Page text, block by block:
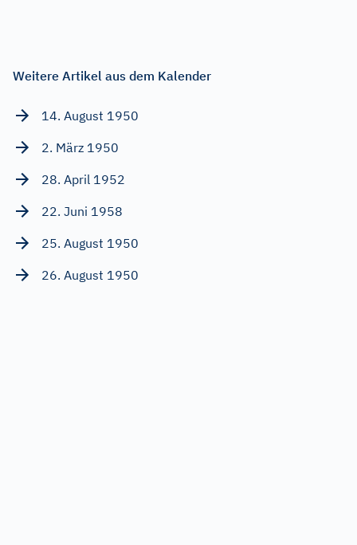
Weitere Artikel aus dem Kalender
14. August 1950
2. März 1950
28. April 1952
22. Juni 1958
25. August 1950
26. August 1950